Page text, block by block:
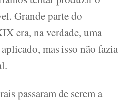
Grande parte do
era, na verdade, uma
mas isso não fazia
passaram de serem a